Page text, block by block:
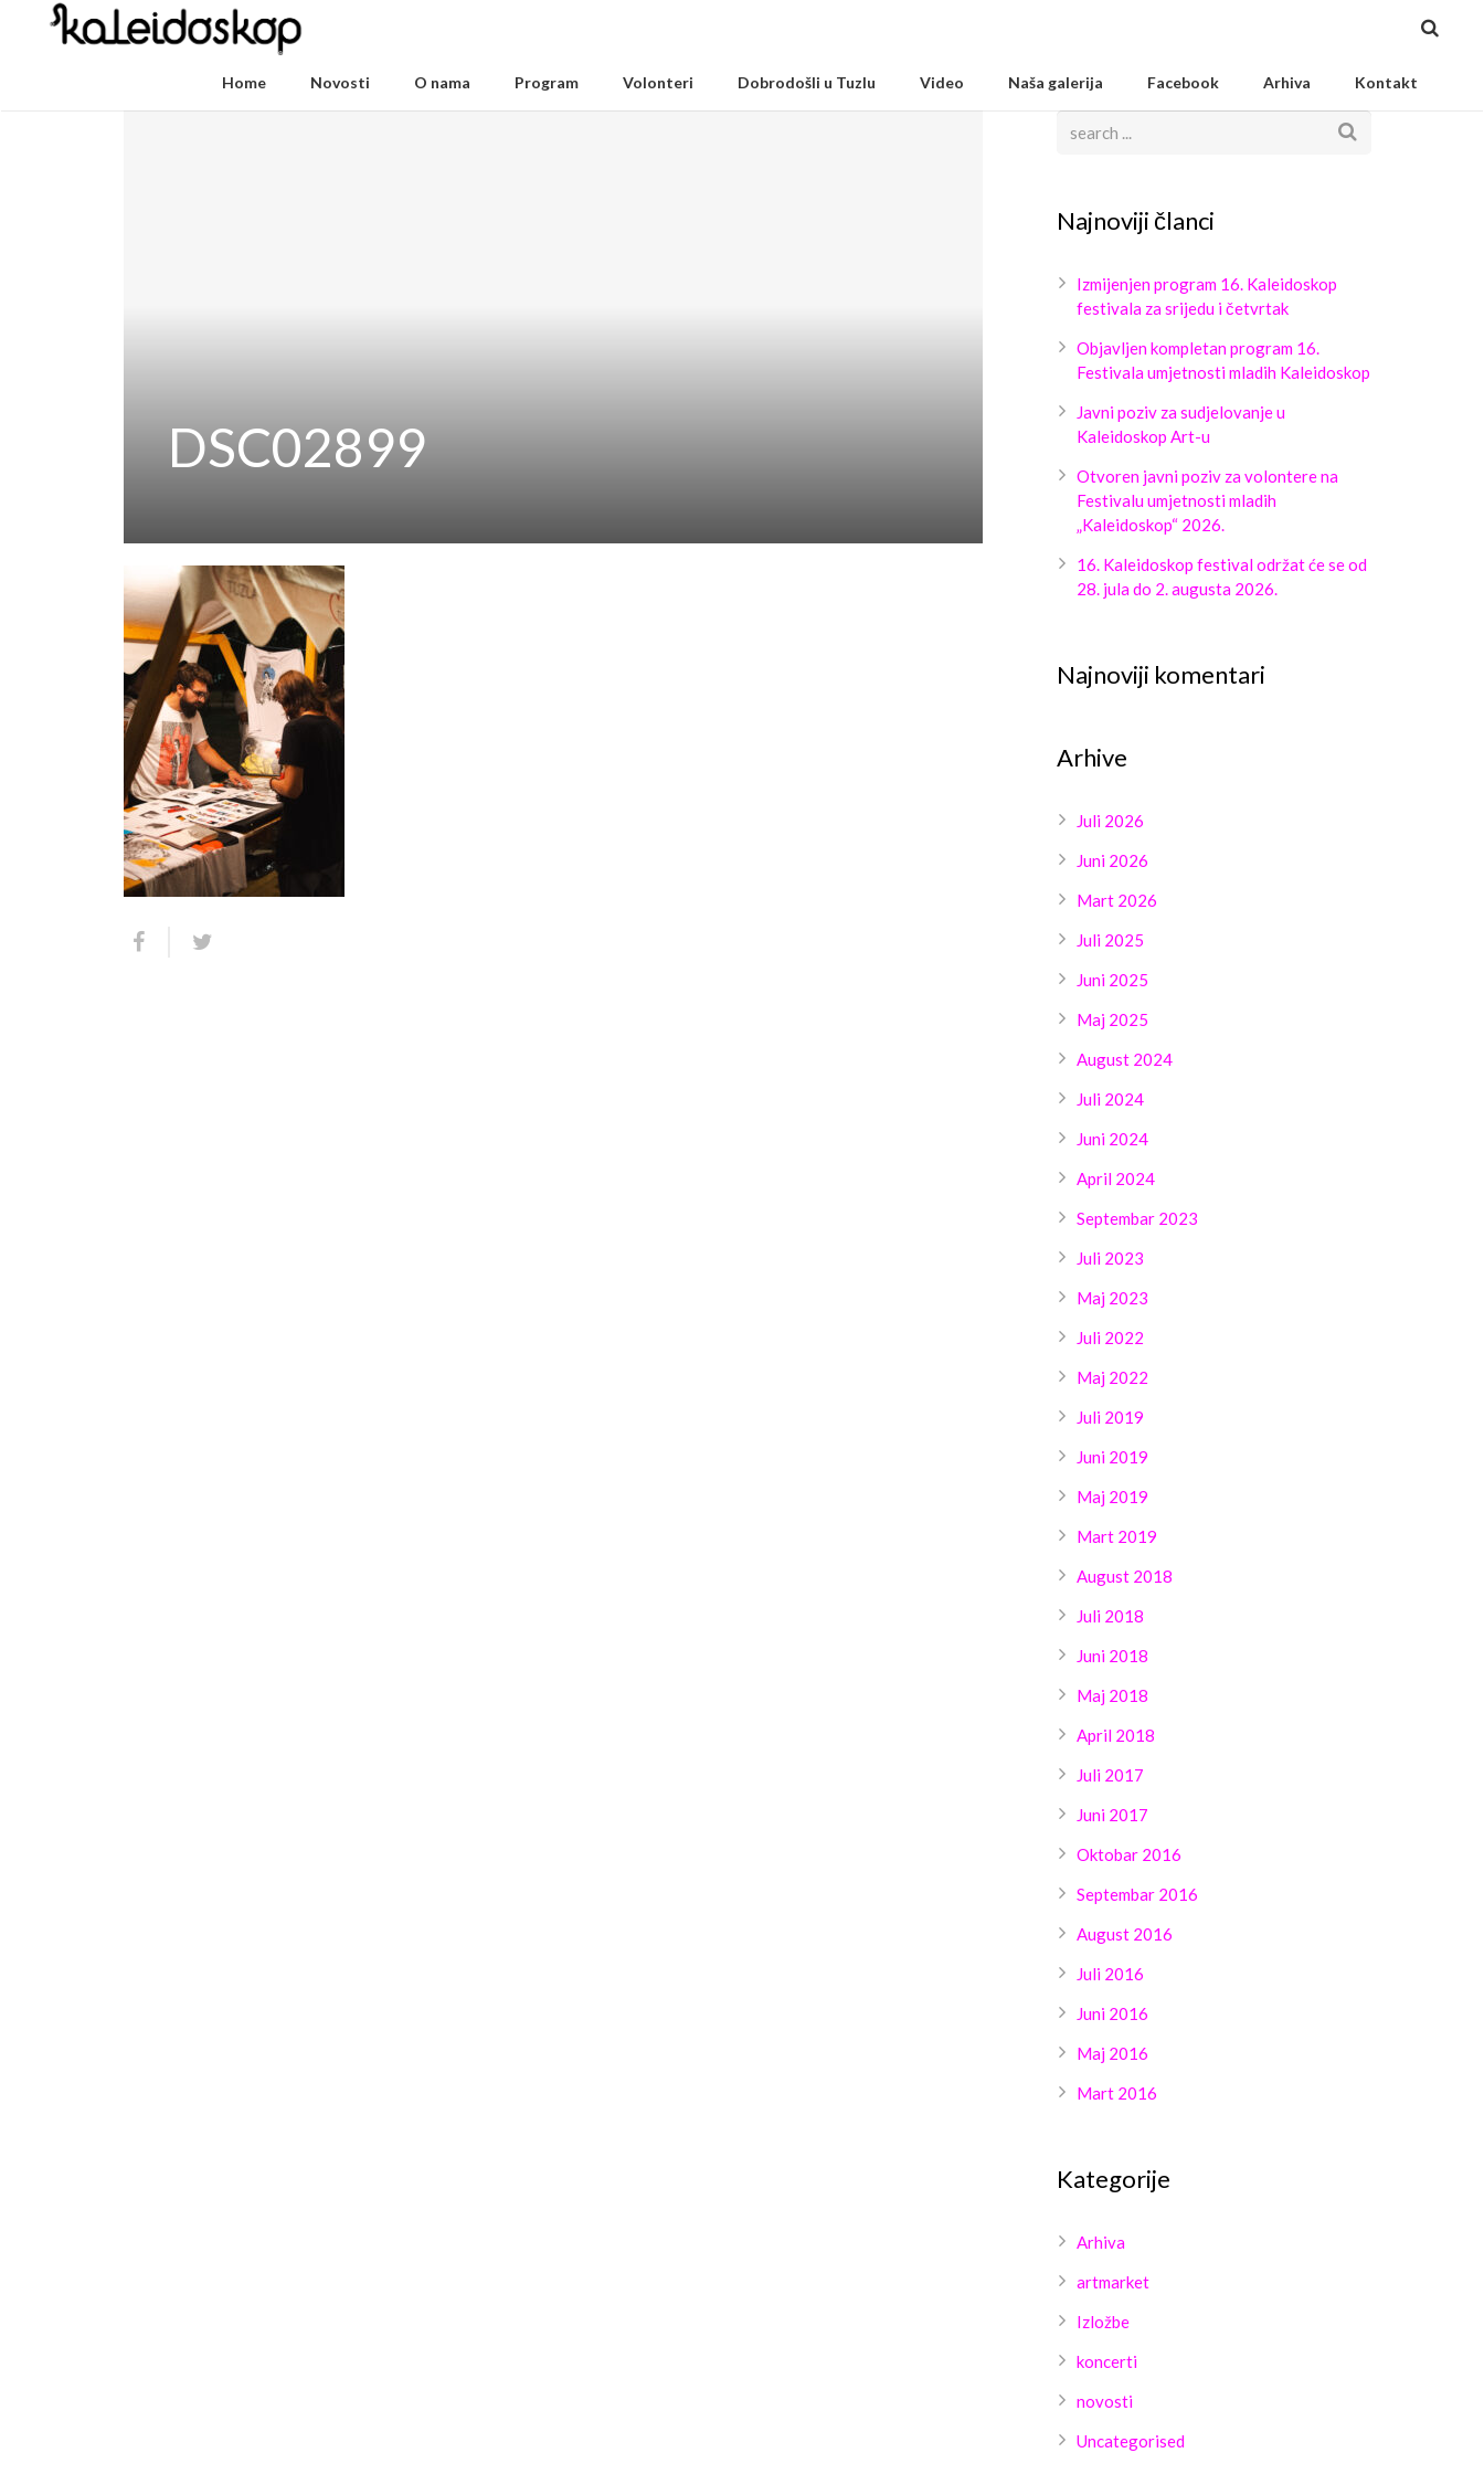
Home Novosti O nama Program Volonteri Dobrodošli u Tuzlu Video Naša galerija Facebook Arhiva Kontakt
DSC02899
Najnoviji članci
Izmijenjen program 16. Kaleidoskop
festivala za srijedu i četvrtak
Objavljen kompletan program 16.
Festivala umjetnosti mladih Kaleidoskop
Javni poziv za sudjelovanje u
Kaleidoskop Art-u
Otvoren javni poziv za volontere na
Festivalu umjetnosti mladih
„Kaleidoskop“ 2026.
16. Kaleidoskop festival održat će se od
28. jula do 2. augusta 2026.
Najnoviji komentari
Arhive
Juli 2026
Juni 2026
Mart 2026
Juli 2025
Juni 2025
Maj 2025
August 2024
Juli 2024
Juni 2024
April 2024
Septembar 2023
Juli 2023
Maj 2023
Juli 2022
Maj 2022
Juli 2019
Juni 2019
Maj 2019
Mart 2019
August 2018
Juli 2018
Juni 2018
Maj 2018
April 2018
Juli 2017
Juni 2017
Oktobar 2016
Septembar 2016
August 2016
Juli 2016
Juni 2016
Maj 2016
Mart 2016
Kategorije
Arhiva
artmarket
Izložbe
koncerti
novosti
Uncategorised